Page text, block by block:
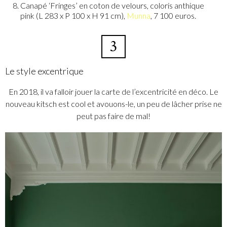
Canapé ‘Fringes’ en coton de velours, coloris anthique
pink (L 283 x P 100 x H 91 cm), Munna, 7 100 euros.
3
Le style excentrique
En 2018, il va falloir jouer la carte de l’excentricité en déco. Le
nouveau kitsch est cool et avouons-le, un peu de lâcher prise ne
peut pas faire de mal!